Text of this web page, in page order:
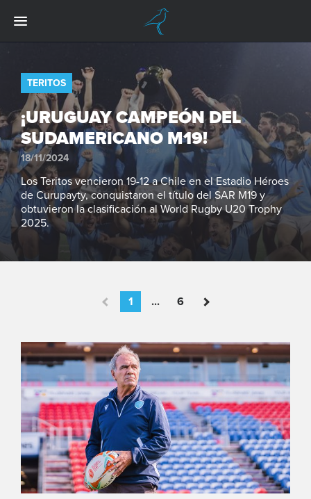
TERITOS
¡URUGUAY CAMPEÓN DEL
SUDAMERICANO M19!
18/11/2024
Los Teritos vencieron 19-12 a Chile en el Estadio Héroes
de Curupayty, conquistaron el título del SAR M19 y
obtuvieron la clasificación al World Rugby U20 Trophy
2025.
1 ... 6